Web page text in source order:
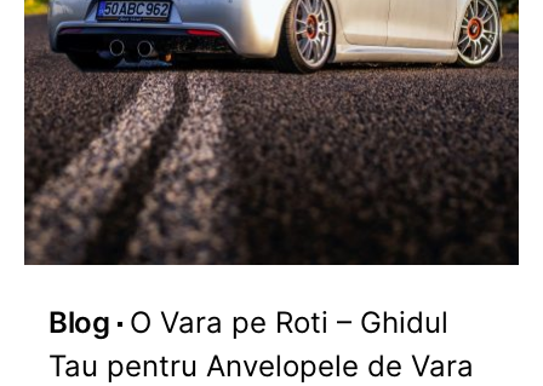
Blog
O Vara pe Roti – Ghidul
Tau pentru Anvelopele de Vara